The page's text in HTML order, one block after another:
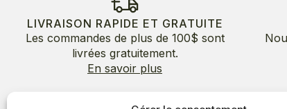
LIVRAISON RAPIDE ET GRATUITE
Les commandes de plus de 100$ sont
livrées gratuitement.
En savoir plus